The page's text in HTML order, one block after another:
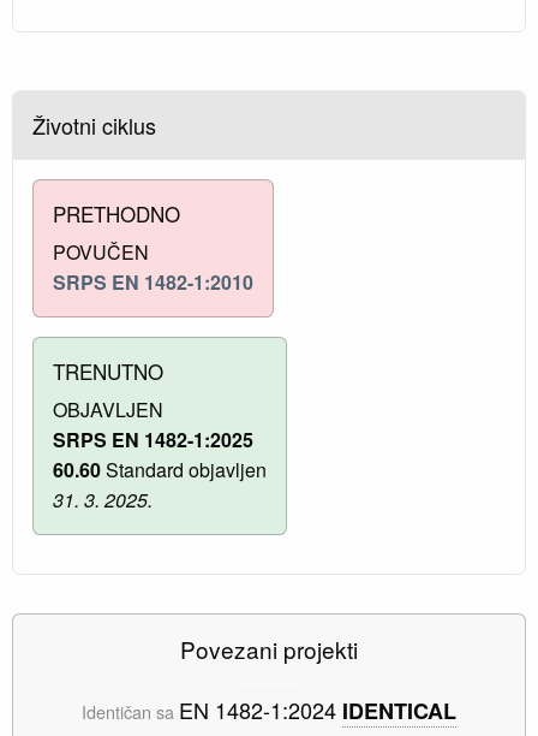
Životni ciklus
PRETHODNO
POVUČEN
SRPS EN 1482-1:2010
TRENUTNO
OBJAVLJEN
SRPS EN 1482-1:2025
60.60Standard objavljen
31. 3. 2025.
Povezani projekti
Identičan sa EN 1482-1:2024 IDENTICAL